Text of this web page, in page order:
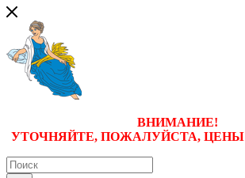
ВНИМАНИЕ!
УТОЧНЯЙТЕ, ПОЖАЛУЙСТА, ЦЕНЫ